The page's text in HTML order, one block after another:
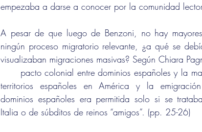
empezaba a darse a conocer por la comunidad
A pesar de que luego de Benzoni, no hay
ningún proceso migratorio relevante, ¿a qué se
visualizaban migraciones masivas? Según Chiara
territorios españoles en América y la
dominios españoles era permitida solo si se
Italia o de súbditos de reinos “amigos”. (pp. 25-26)